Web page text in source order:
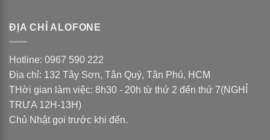
ĐỊA CHỈ ALOFONE
Hotline: 0967 590 222
Địa chỉ: 132 Tây Sơn, Tân Quý, Tân Phú, HCM
THời gian làm việc: 8h30 - 20h từ thứ 2 đến thứ 7(NGHỈ
TRƯA 12H-13H)
Chủ Nhật gọi trước khi đến.